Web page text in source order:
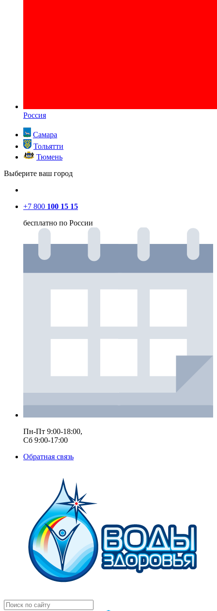
Россия
Самара
Тольятти
Тюмень
Выберите ваш город
+7 800 100 15 15
бесплатно по России
Пн-Пт 9:00-18:00,
Сб 9:00-17:00
Обратная связь